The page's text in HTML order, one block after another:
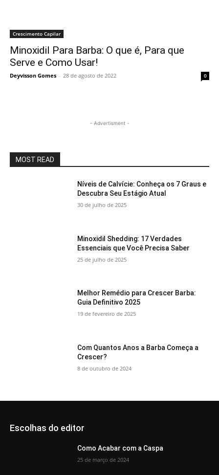
Crescimento Capilar
Minoxidil Para Barba: O que é, Para que
Serve e Como Usar!
Deyvisson Gomes - 28 de agosto de 2022 0
- Advertisment -
MOST READ
Níveis de Calvície: Conheça os 7 Graus e
Descubra Seu Estágio Atual
30 de julho de 2025
Minoxidil Shedding: 17 Verdades
Essenciais que Você Precisa Saber
25 de julho de 2025
Melhor Remédio para Crescer Barba:
Guia Definitivo 2025
19 de fevereiro de 2025
Com Quantos Anos a Barba Começa a
Crescer?
8 de outubro de 2024
Escolhas do editor
Como Acabar com a Caspa
25 de março de 2024